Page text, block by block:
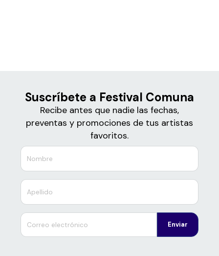
Suscríbete a Festival Comuna
Recibe antes que nadie las fechas,
preventas y promociones de tus artistas
favoritos.
Enviar